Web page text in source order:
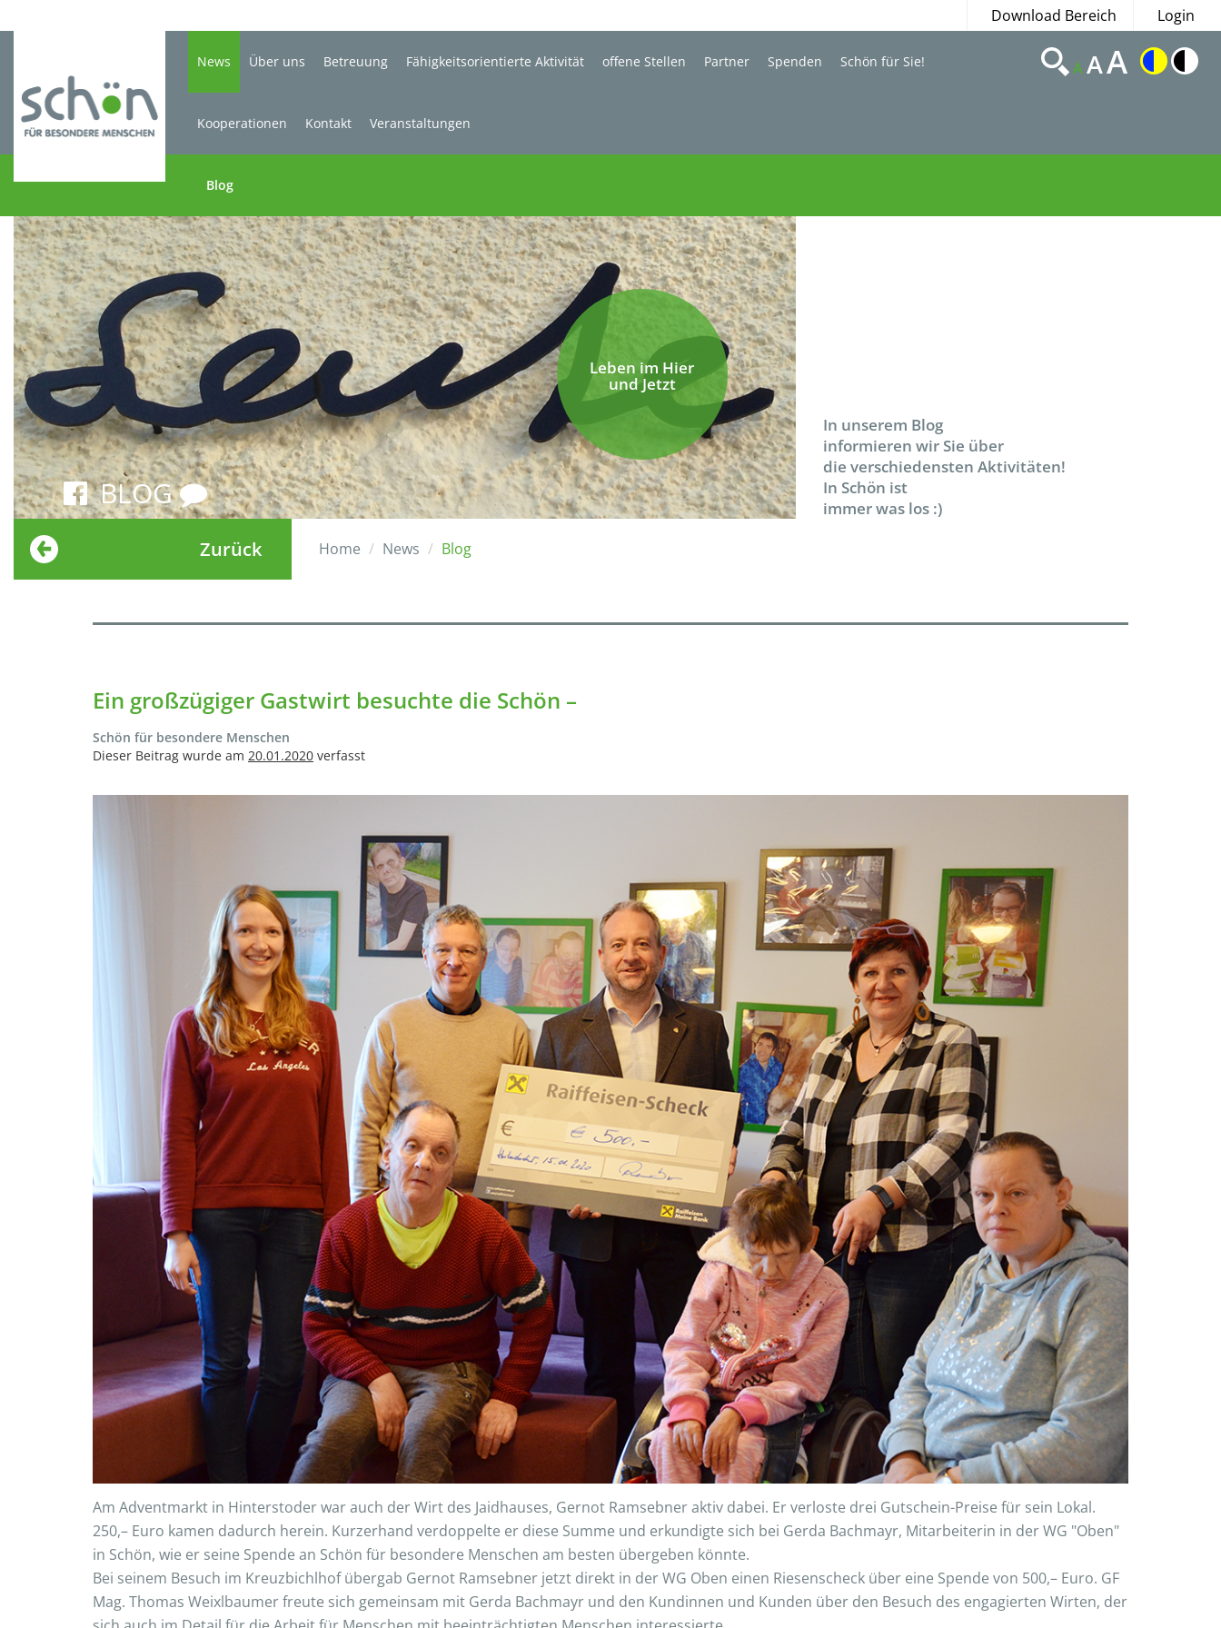
Download Bereich Login
News
Blog
Über uns Betreuung Fähigkeitsorientierte Aktivität offene Stellen Partner Spenden Schön für Sie!
Kooperationen Kontakt Veranstaltungen
AAA
Leben im Hier
und Jetzt
BLOG
In unserem Blog
informieren wir Sie über
die verschiedensten Aktivitäten!
In Schön ist
immer was los :)
Zurück Home News Blog
Ein großzügiger Gastwirt besuchte die Schön –
Schön für besondere Menschen
Dieser Beitrag wurde am 20.01.2020 verfasst
Am Adventmarkt in Hinterstoder war auch der Wirt des Jaidhauses, Gernot Ramsebner aktiv dabei. Er verloste drei Gutschein-Preise für sein Lokal.
250,– Euro kamen dadurch herein. Kurzerhand verdoppelte er diese Summe und erkundigte sich bei Gerda Bachmayr, Mitarbeiterin in der WG "Oben"
in Schön, wie er seine Spende an Schön für besondere Menschen am besten übergeben könnte.
Bei seinem Besuch im Kreuzbichlhof übergab Gernot Ramsebner jetzt direkt in der WG Oben einen Riesenscheck über eine Spende von 500,– Euro. GF
Mag. Thomas Weixlbaumer freute sich gemeinsam mit Gerda Bachmayr und den Kundinnen und Kunden über den Besuch des engagierten Wirten, der